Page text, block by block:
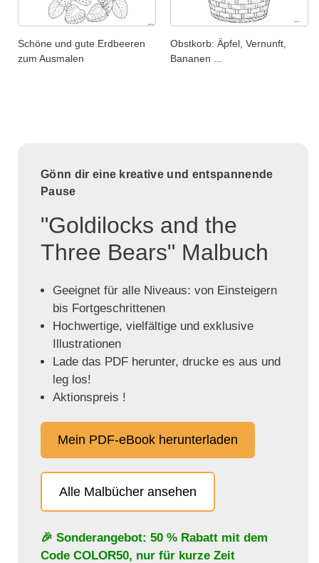
Schöne und gute Erdbeeren
zum Ausmalen
Obstkorb: Äpfel, Vernunft,
Bananen ...
Gönn dir eine kreative und entspannende
Pause
"Goldilocks and the
Three Bears" Malbuch
Geeignet für alle Niveaus: von Einsteigern
bis Fortgeschrittenen
Hochwertige, vielfältige und exklusive
Illustrationen
Lade das PDF herunter, drucke es aus und
leg los!
Aktionspreis !
Mein PDF-eBook herunterladen
Alle Malbücher ansehen
🎉 Sonderangebot: 50 % Rabatt mit dem
Code COLOR50, nur für kurze Zeit